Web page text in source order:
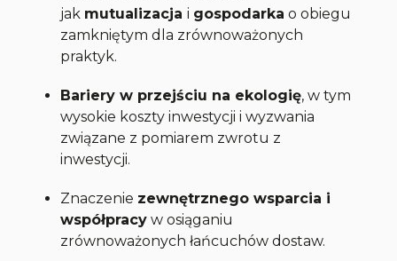
jak mutualizacjai gospodarka o obiegu
zamkniętym dla zrównoważonych
praktyk.
Bariery w przejściu na ekologię, w tym
wysokie koszty inwestycji i wyzwania
związane z pomiarem zwrotu z
inwestycji.
Znaczenie zewnętrznego wsparcia i
współpracy w osiąganiu
zrównoważonych łańcuchów dostaw.